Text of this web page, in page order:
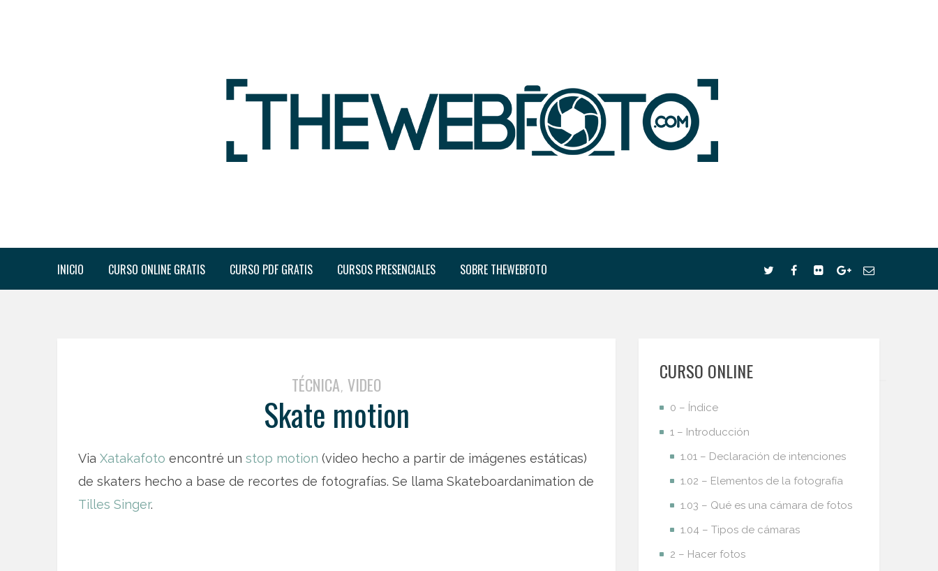
INICIO CURSO ONLINE GRATIS CURSO PDF GRATIS CURSOS PRESENCIALES SOBRE THEWEBFOTO
TÉCNICA, VIDEO
Skate motion
Via Xatakafoto encontré un stop motion (video hecho a partir de imágenes estáticas)
de skaters hecho a base de recortes de fotografías. Se llama Skateboardanimation de
Tilles Singer.
CURSO ONLINE
0 – Índice
1 – Introducción
1.01 – Declaración de intenciones
1.02 – Elementos de la fotografía
1.03 – Qué es una cámara de fotos
1.04 – Tipos de cámaras
2 – Hacer fotos